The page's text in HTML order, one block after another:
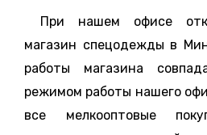
При нашем офисе
магазин спецодежды в
работы магазина
режимом работы нашего
все мелкооптовые